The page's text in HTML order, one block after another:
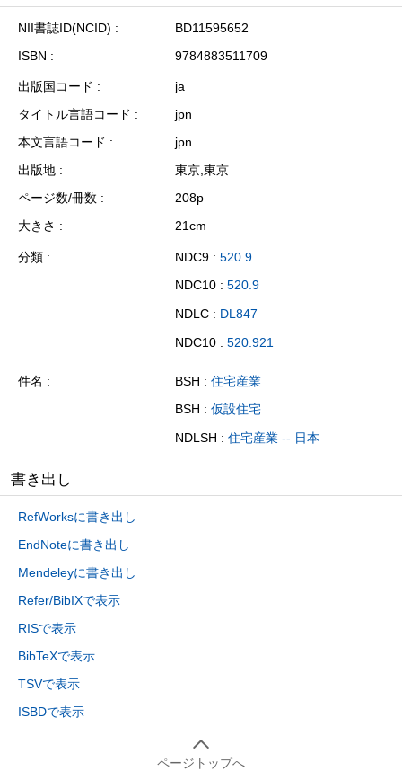
NII書誌ID(NCID)
BD11595652
ISBN
9784883511709
出版国コード
ja
タイトル言語コード
jpn
本文言語コード
jpn
出版地
東京,東京
ページ数/冊数
208p
大きさ
21cm
分類 NDC9 : 520.9
NDC10 : 520.9
NDLC : DL847
NDC10 : 520.921
件名 BSH : 住宅産業
BSH : 仮設住宅
NDLSH : 住宅産業 -- 日本
書き出し
RefWorksに書き出し
EndNoteに書き出し
Mendeleyに書き出し
Refer/BibIXで表示
RISで表示
BibTeXで表示
TSVで表示
ISBDで表示
ページトップへ